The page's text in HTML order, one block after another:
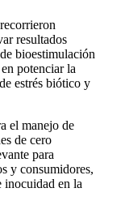
resultados
bioestimulación
potenciar la
estrés biótico y
el manejo de
de cero
para
y consumidores,
inocuidad en la